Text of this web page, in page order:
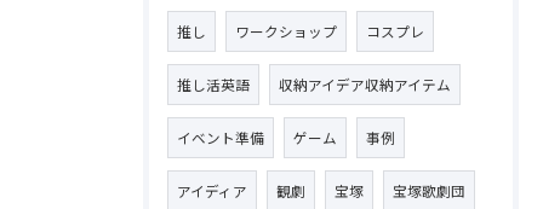
推し ワークショップ コスプレ
推し活英語 収納アイデア収納アイテム
イベント準備 ゲーム 事例
アイディア 観劇 宝塚 宝塚歌劇団